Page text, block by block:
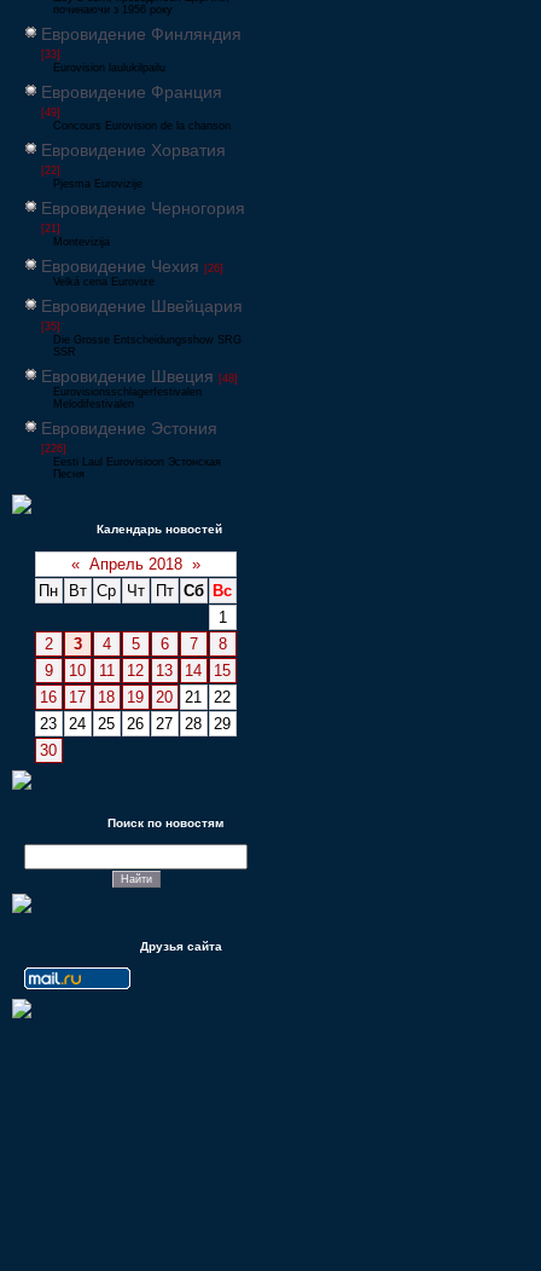
починаючи з 1956 року
Евровидение Финляндия
[33]
Eurovision laulukilpailu
Евровидение Франция
[49]
Concours Eurovision de la chanson
Евровидение Хорватия
[22]
Pjesma Eurovizije
Евровидение Черногория
[21]
Montevizija
Евровидение Чехия [26]
Velká cena Eurovize
Евровидение Швейцария
[35]
Die Grosse Entscheidungsshow SRG
SSR
Евровидение Швеция [48]
Eurovisionsschlagerfestivalen
Melodifestivalen
Евровидение Эстония
[226]
Eesti Laul Eurovisioon Эстонская
Песня
Календарь новостей
« Апрель 2018 »
Пн
Вт Ср Чт Пт Сб
Вс
1
2
3 4 5 6 7
8
9
10 11 12 13 14
15
16
17 18 19 20 21
22
23
24 25 26 27 28
29
30
Поиск по новостям
Друзья сайта